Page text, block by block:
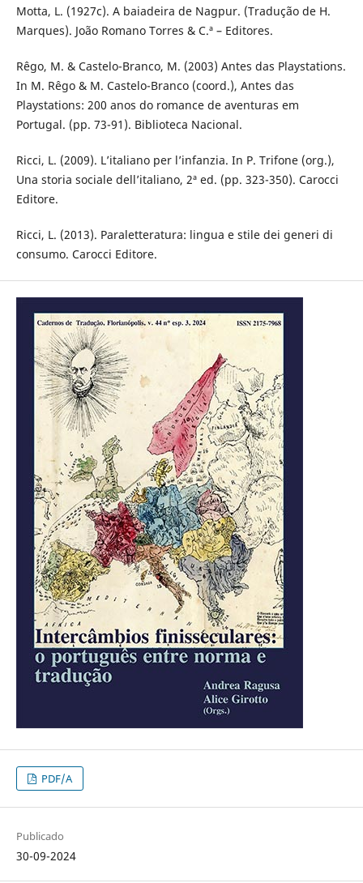
Motta, L. (1927c). A baiadeira de Nagpur. (Tradução de H.
Marques). João Romano Torres & C.ª – Editores.
Rêgo, M. & Castelo-Branco, M. (2003) Antes das Playstations.
In M. Rêgo & M. Castelo-Branco (coord.), Antes das
Playstations: 200 anos do romance de aventuras em
Portugal. (pp. 73-91). Biblioteca Nacional.
Ricci, L. (2009). L’italiano per l’infanzia. In P. Trifone (org.),
Una storia sociale dell’italiano, 2ª ed. (pp. 323-350). Carocci
Editore.
Ricci, L. (2013). Paraletteratura: lingua e stile dei generi di
consumo. Carocci Editore.
PDF/A
Publicado
30-09-2024